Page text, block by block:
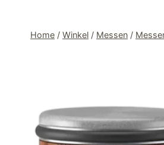
Home / Winkel / Messen /